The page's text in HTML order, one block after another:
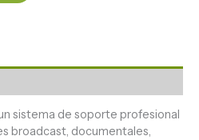
sistema de soporte profesional
broadcast, documentales,